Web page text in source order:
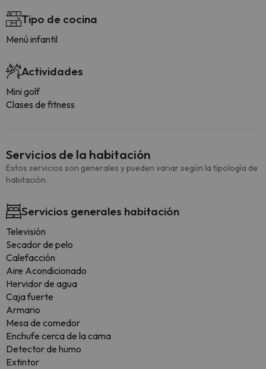
Tipo de cocina
Menú infantil
Actividades
Mini golf
Clases de fitness
Servicios de la habitación
Estos servicios son generales y pueden variar según la tipología de
habitación.
Servicios generales habitación
Televisión
Secador de pelo
Calefacción
Aire Acondicionado
Hervidor de agua
Caja fuerte
Armario
Mesa de comedor
Enchufe cerca de la cama
Detector de humo
Extintor